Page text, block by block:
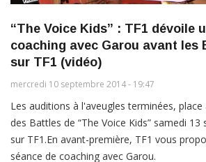
“The Voice Kids” : TF1 dévoile
coaching avec Garou avant les
sur TF1 (vidéo)
mercredi 10 septembre 2014 - 19:47
Les auditions à l'aveugles terminées, place
des Battles de “The Voice Kids” samedi 13
sur TF1.En avant-première, TF1 vous
séance de coaching avec Garou.